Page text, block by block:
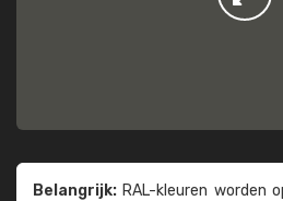
Belangrijk: RAL-kleuren worden